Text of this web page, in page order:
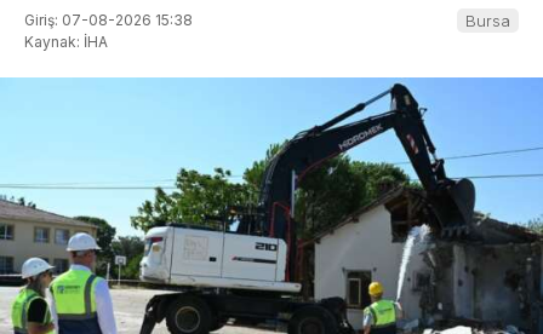
Giriş: 07-08-2026 15:38
Kaynak: İHA
Bursa